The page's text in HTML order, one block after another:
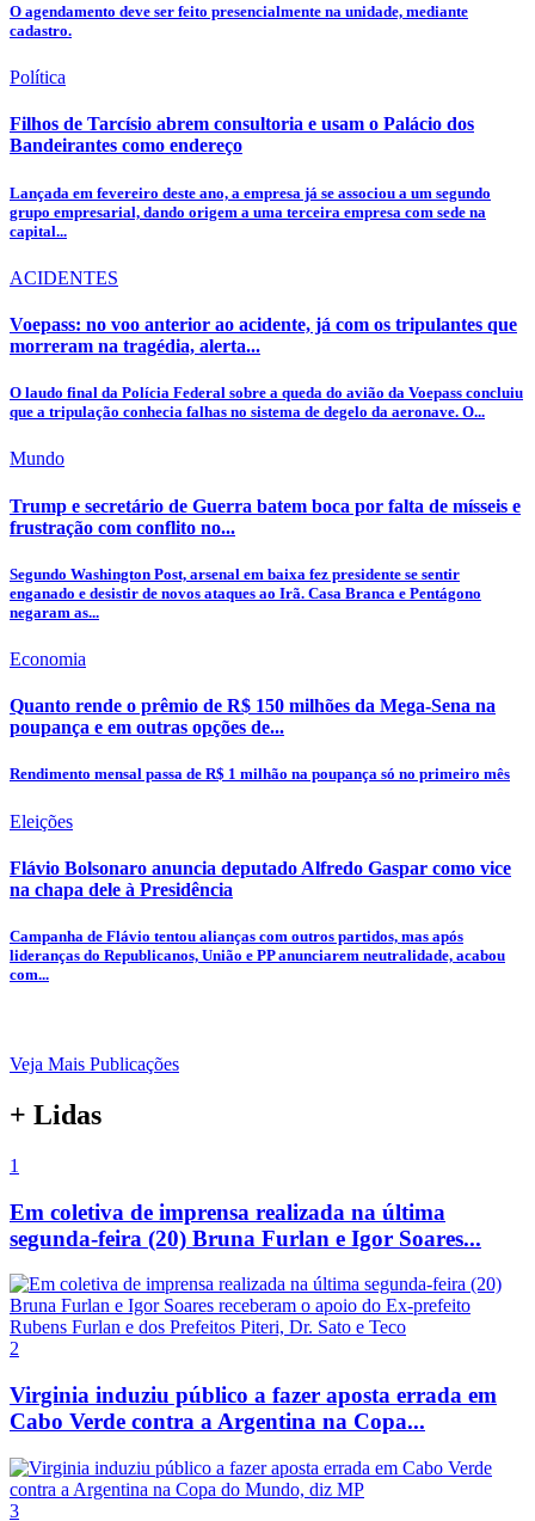
O agendamento deve ser feito presencialmente na unidade, mediante
cadastro.
Política
Filhos de Tarcísio abrem consultoria e usam o Palácio dos
Bandeirantes como endereço
Lançada em fevereiro deste ano, a empresa já se associou a um segundo
grupo empresarial, dando origem a uma terceira empresa com sede na
capital...
ACIDENTES
Voepass: no voo anterior ao acidente, já com os tripulantes que
morreram na tragédia, alerta...
O laudo final da Polícia Federal sobre a queda do avião da Voepass concluiu
que a tripulação conhecia falhas no sistema de degelo da aeronave. O...
Mundo
Trump e secretário de Guerra batem boca por falta de mísseis e
frustração com conflito no...
Segundo Washington Post, arsenal em baixa fez presidente se sentir
enganado e desistir de novos ataques ao Irã. Casa Branca e Pentágono
negaram as...
Economia
Quanto rende o prêmio de R$ 150 milhões da Mega-Sena na
poupança e em outras opções de...
Rendimento mensal passa de R$ 1 milhão na poupança só no primeiro mês
Eleições
Flávio Bolsonaro anuncia deputado Alfredo Gaspar como vice
na chapa dele à Presidência
Campanha de Flávio tentou alianças com outros partidos, mas após
lideranças do Republicanos, União e PP anunciarem neutralidade, acabou
com...
Veja Mais Publicações
+ Lidas
1
Em coletiva de imprensa realizada na última
segunda-feira (20) Bruna Furlan e Igor Soares...
2
Virginia induziu público a fazer aposta errada em
Cabo Verde contra a Argentina na Copa...
3